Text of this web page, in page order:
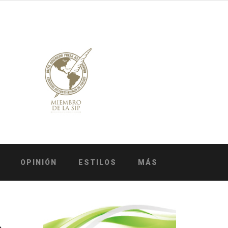
OPINIÓN ESTILOS MÁS